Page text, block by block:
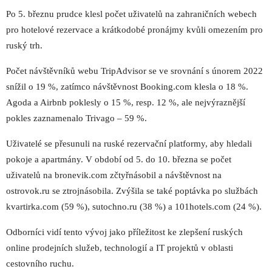
Po 5. březnu prudce klesl počet uživatelů na zahraničních webech
pro hotelové rezervace a krátkodobé pronájmy kvůli omezením pro
ruský trh.
Počet návštěvníků webu TripAdvisor se ve srovnání s únorem 2022
snížil o 19 %, zatímco návštěvnost Booking.com klesla o 18 %.
Agoda a Airbnb poklesly o 15 %, resp. 12 %, ale nejvýraznější
pokles zaznamenalo Trivago – 59 %.
Uživatelé se přesunuli na ruské rezervační platformy, aby hledali
pokoje a apartmány. V období od 5. do 10. března se počet
uživatelů na bronevik.com zčtyřnásobil a návštěvnost na
ostrovok.ru se ztrojnásobila. Zvýšila se také poptávka po službách
kvartirka.com (59 %), sutochno.ru (38 %) a 101hotels.com (24 %).
Odborníci vidí tento vývoj jako příležitost ke zlepšení ruských
online prodejních služeb, technologií a IT projektů v oblasti
cestovního ruchu.